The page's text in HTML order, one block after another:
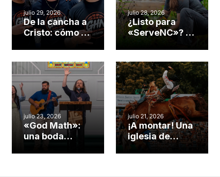
julio 29, 2026
De la cancha a
Cristo: cómo el
gimnasio de
Cary se
convirtió en un
insólito campo
misionero te
cuento
julio 28, 2026
¿Listo para
«ServeNC»? 4
obra de Dios
durante la
Semana
ServeNC
julio 23, 2026
«God Math»:
una boda
julio 21, 2026
¡A montar! Una
iglesia de